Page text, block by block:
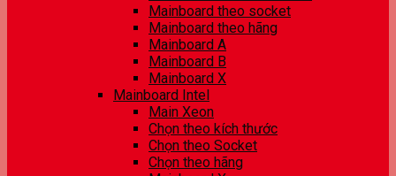
Mainboard theo socket
Mainboard theo hãng
Mainboard A
Mainboard B
Mainboard X
Mainboard Intel
Main Xeon
Chọn theo kích thước
Chọn theo Socket
Chọn theo hãng